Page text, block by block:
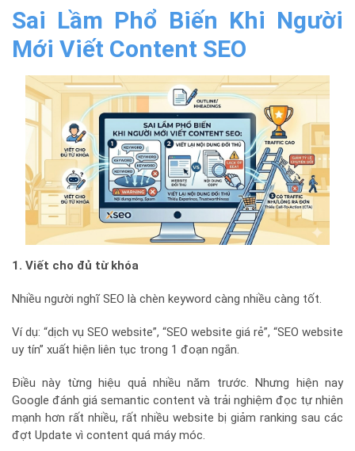
Sai Lầm Phổ Biến Khi Người
Mới Viết Content SEO
1. Viết cho đủ từ khóa
Nhiều người nghĩ SEO là chèn keyword càng nhiều càng tốt.
Ví dụ: “dịch vụ SEO website”, “SEO website giá rẻ”, “SEO website
uy tín” xuất hiện liên tục trong 1 đoạn ngắn.
Điều này từng hiệu quả nhiều năm trước. Nhưng hiện nay
Google đánh giá semantic content và trải nghiệm đọc tự nhiên
mạnh hơn rất nhiều, rất nhiều website bị giảm ranking sau các
đợt Update vì content quá máy móc.